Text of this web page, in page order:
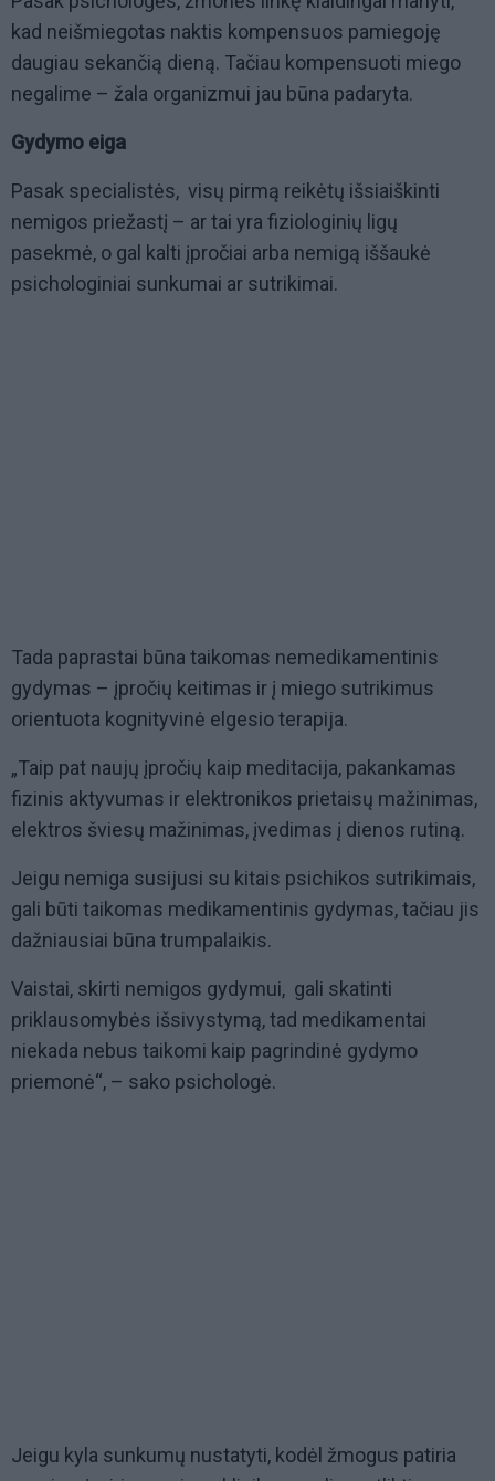
kad neišmiegotas naktis kompensuos pamiegoję
daugiau sekančią dieną. Tačiau kompensuoti miego
negalime – žala organizmui jau būna padaryta.
Gydymo eiga
Pasak specialistės, visų pirmą reikėtų išsiaiškinti
nemigos priežastį – ar tai yra fiziologinių ligų
pasekmė, o gal kalti įpročiai arba nemigą iššaukė
psichologiniai sunkumai ar sutrikimai.
Tada paprastai būna taikomas nemedikamentinis
gydymas – įpročių keitimas ir į miego sutrikimus
orientuota kognityvinė elgesio terapija.
„Taip pat naujų įpročių kaip meditacija, pakankamas
fizinis aktyvumas ir elektronikos prietaisų mažinimas,
elektros šviesų mažinimas, įvedimas į dienos rutiną.
Jeigu nemiga susijusi su kitais psichikos sutrikimais,
gali būti taikomas medikamentinis gydymas, tačiau jis
dažniausiai būna trumpalaikis.
Vaistai, skirti nemigos gydymui, gali skatinti
priklausomybės išsivystymą, tad medikamentai
niekada nebus taikomi kaip pagrindinė gydymo
priemonė“, – sako psichologė.
Jeigu kyla sunkumų nustatyti, kodėl žmogus patiria